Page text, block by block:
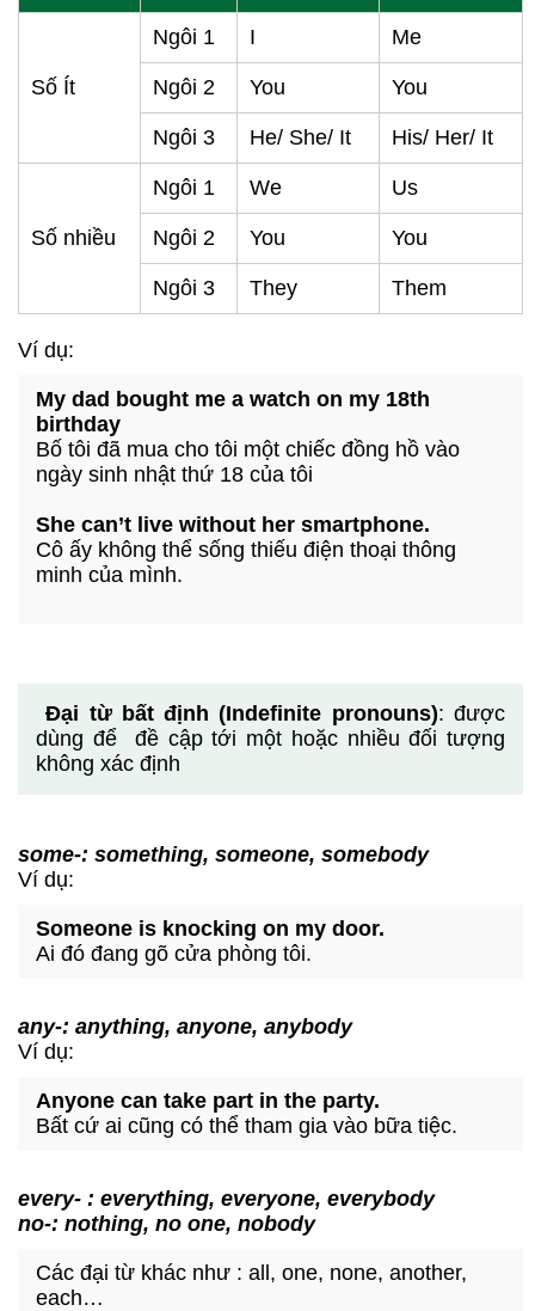
Số Ít
Ngôi 1 I Me
Ngôi 2 You You
Ngôi 3 He/ She/ It His/ Her/ It
Số nhiều
Ngôi 1 We Us
Ngôi 2 You You
Ngôi 3 They Them
Ví dụ:
My dad bought me a watch on my 18th
birthday
Bố tôi đã mua cho tôi một chiếc đồng hồ vào
ngày sinh nhật thứ 18 của tôi
She can’t live without her smartphone.
Cô ấy không thể sống thiếu điện thoại thông
minh của mình.
Đại từ bất định (Indefinite pronouns): được
dùng để đề cập tới một hoặc nhiều đối tượng
không xác định
some-: something, someone, somebody
Ví dụ:
Someone is knocking on my door.
Ai đó đang gõ cửa phòng tôi.
any-: anything, anyone, anybody
Ví dụ:
Anyone can take part in the party.
Bất cứ ai cũng có thể tham gia vào bữa tiệc.
every- : everything, everyone, everybody
no-: nothing, no one, nobody
Các đại từ khác như : all, one, none, another,
each…